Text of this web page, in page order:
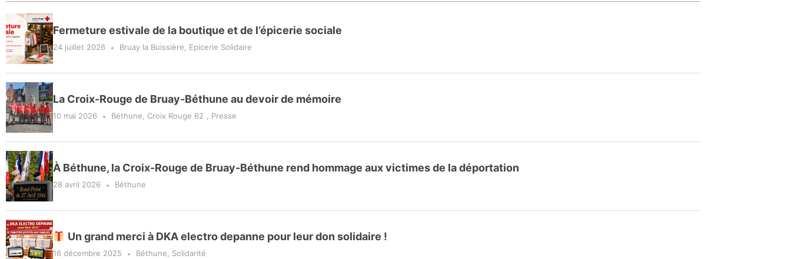
Fermeture estivale de la boutique et de l’épicerie sociale
24 juillet 2026 Bruay la Buissière, Epicerie Solidaire
La Croix-Rouge de Bruay-Béthune au devoir de mémoire
10 mai 2026 Béthune, Croix Rouge 62 , Presse
À Béthune, la Croix-Rouge de Bruay-Béthune rend hommage aux victimes de la déportation
28 avril 2026 Béthune
Un grand merci à DKA electro depanne pour leur don solidaire !
16 décembre 2025 Béthune, Solidarité